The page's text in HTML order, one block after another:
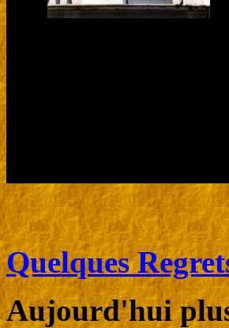
Quelques
Aujourd'hui